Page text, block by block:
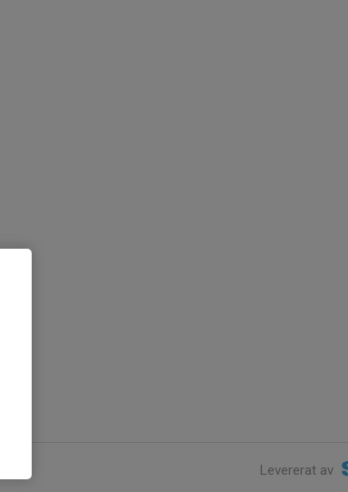
Levererat av